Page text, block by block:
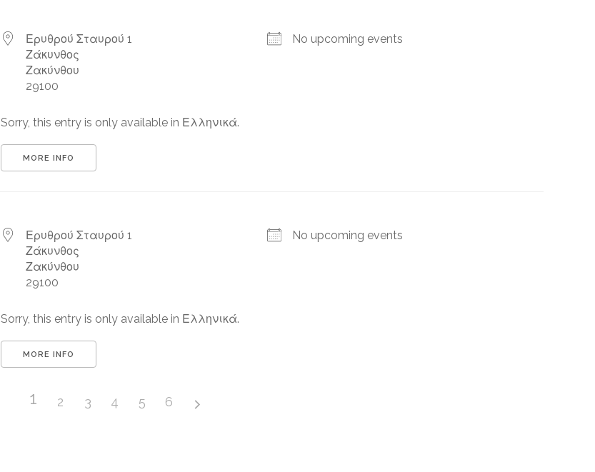
Ερυθρού Σταυρού 1
Ζάκυνθος
Ζακύνθου
29100
No upcoming events
Sorry, this entry is only available in Ελληνικά.
MORE INFO
Ερυθρού Σταυρού 1
Ζάκυνθος
Ζακύνθου
29100
No upcoming events
Sorry, this entry is only available in Ελληνικά.
MORE INFO
1 2 3 4 5 6